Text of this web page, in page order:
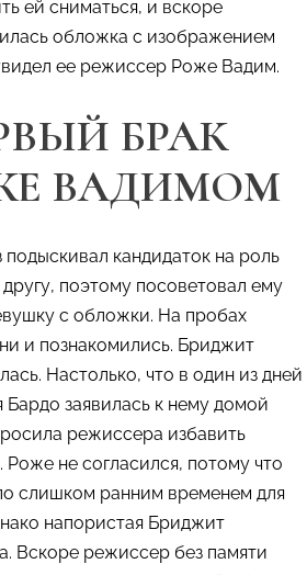
ей сниматься, и вскоре
обложка с изображением
ее режиссер Роже Вадим.
БРАК
ВАДИМОМ
кандидаток на роль
поэтому посоветовал ему
с обложки. На пробах
и познакомились. Бриджит
Настолько, что в один из дней
Бардо заявилась к нему домой
режиссера избавить
Роже не согласился, потому что
слишком ранним временем для
напористая Бриджит
Вскоре режиссер без памяти